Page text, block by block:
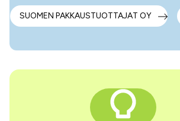
SUOMEN PAKKAUSTUOTTAJAT OY